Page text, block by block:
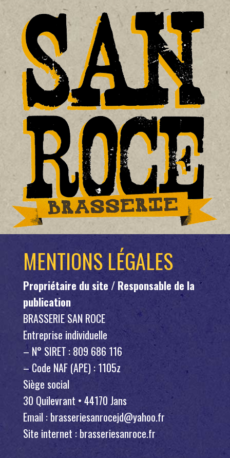
MENTIONS LÉGALES
Propriétaire du site / Responsable de la
publication
BRASSERIE SAN ROCE
Entreprise individuelle
– N° SIRET : 809 686 116
– Code NAF (APE) : 1105z
Siège social
30 Quilevrant • 44170 Jans
Email : brasseriesanrocejd@yahoo.fr
Site internet : brasseriesanroce.fr